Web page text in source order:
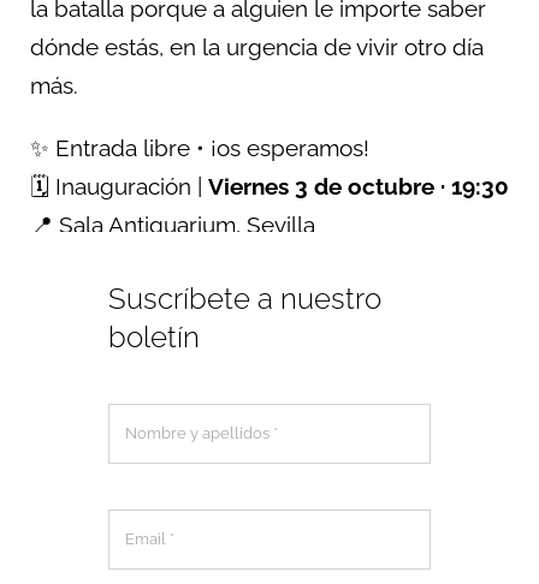
la batalla porque a alguien le importe saber
dónde estás, en la urgencia de vivir otro día
más.
✨ Entrada libre • ¡os esperamos!
🗓️ Inauguración | Viernes 3 de octubre · 19:30
📍 Sala Antiquarium, Sevilla
Suscríbete a nuestro
boletín